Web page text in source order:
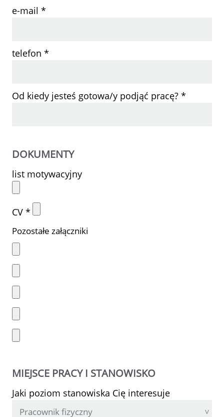
e-mail *
telefon *
Od kiedy jesteś gotowa/y podjąć pracę? *
DOKUMENTY
list motywacyjny
CV *
Pozostałe załączniki
MIEJSCE PRACY I STANOWISKO
Jaki poziom stanowiska Cię interesuje